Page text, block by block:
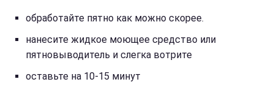
обработайте пятно как можно скорее.
нанесите жидкое моющее средство или
пятновыводитель и слегка вотрите
оставьте на 10-15 минут